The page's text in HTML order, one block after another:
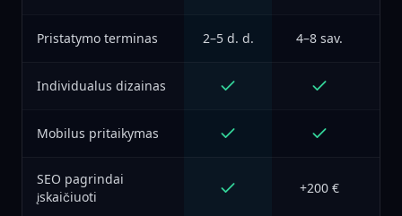
Pristatymo terminas 2–5 d. d. 4–8 sav.
Individualus dizainas
Mobilus pritaikymas
SEO pagrindai
įskaičiuoti
+200 €